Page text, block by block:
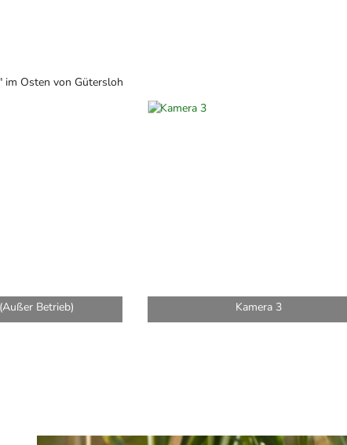
im Osten von Gütersloh
Betrieb) Kamera 3